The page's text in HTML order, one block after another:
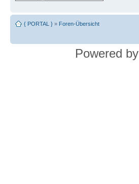
{ PORTAL } » Foren-Übersicht
Powered by